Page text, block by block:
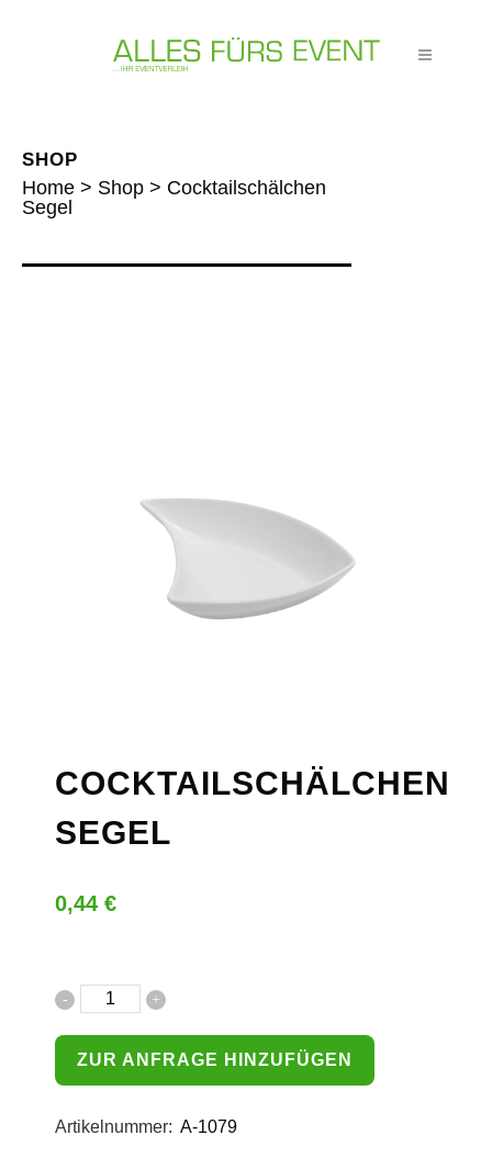
SHOP
Home > Shop > Cocktailschälchen
Segel
COCKTAILSCHÄLCHEN
SEGEL
0,44 €
ZUR ANFRAGE HINZUFÜGEN
Artikelnummer: A-1079